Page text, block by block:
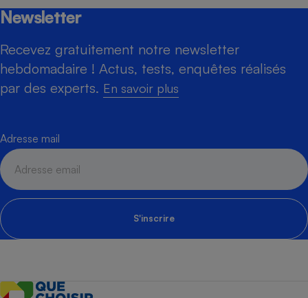
Newsletter
Recevez gratuitement notre newsletter
hebdomadaire ! Actus, tests, enquêtes réalisés
par des experts. En savoir plus
Adresse mail
S'inscrire